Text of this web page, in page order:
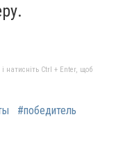
натисніть Ctrl + Enter, щоб
#победитель